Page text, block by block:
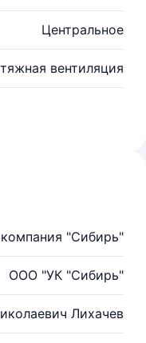
Центральное
вентиляция
"Сибирь"
ООО "УК "Сибирь"
Лихачев